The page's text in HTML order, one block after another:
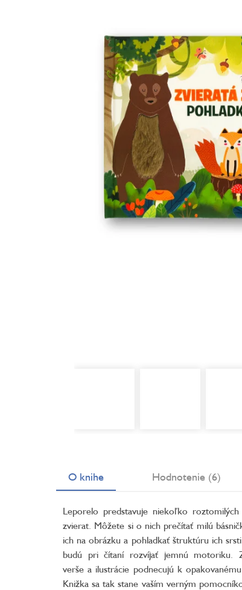
Aktivity / Samolepky
Rozprávky a príbehy
Lacné knihy
O knihe Hodnotenie (6)
Leporelo predstavuje niekoľko roztomilých
zvierat. Môžete si o nich prečítať milú
ich na obrázku a pohladkať štruktúru ich
budú pri čítaní rozvíjať jemnú motoriku.
verše a ilustrácie podnecujú k
Knižka sa tak stane vaším verným